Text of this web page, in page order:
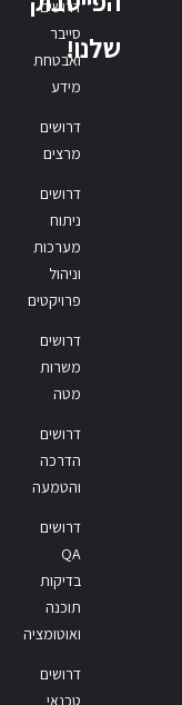
שלנו!
דרושים
סייבר
ואבטחת
מידע
דרושים
מרצים
דרושים
ניתוח
מערכות
וניהול
פרויקטים
דרושים
משרות
מטה
דרושים
הדרכה
והטמעה
דרושים
QA
בדיקות
תוכנה
ואוטומציה
דרושים
טכנאי